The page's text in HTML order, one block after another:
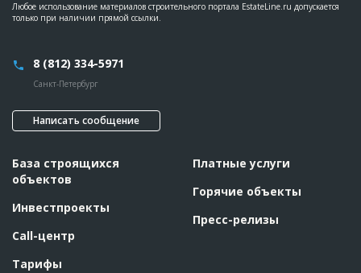
Любое использование материалов строительного портала EstateLine.ru допускается
только при наличии прямой ссылки.
8 (812) 334-5971
Санкт-Петербург
Написать сообщение
База строящихся
объектов
Инвестпроекты
Call-центр
Тарифы
Платные услуги
Горячие объекты
Пресс-релизы